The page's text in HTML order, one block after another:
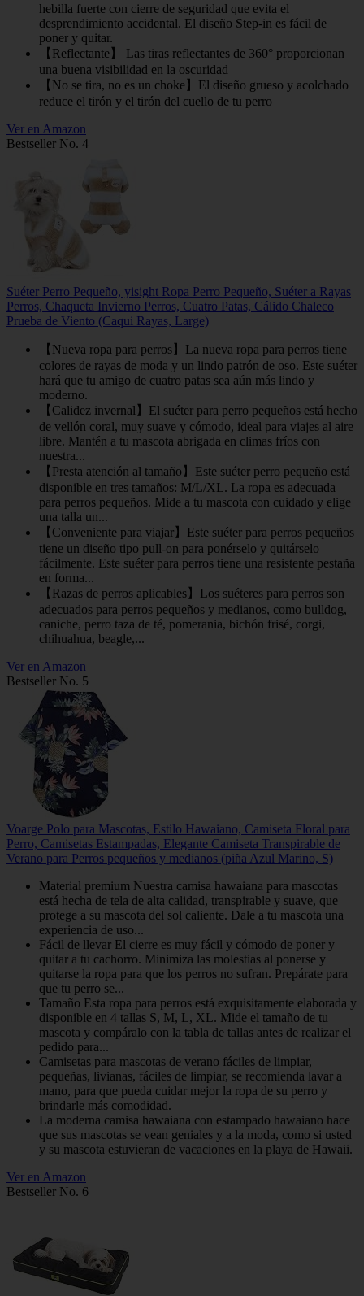
hebilla fuerte con cierre de seguridad que evita el
desprendimiento accidental. El diseño Step-in es fácil de
poner y quitar.
【Reflectante】 Las tiras reflectantes de 360° proporcionan
una buena visibilidad en la oscuridad
【No se tira, no es un choke】El diseño grueso y acolchado
reduce el tirón y el tirón del cuello de tu perro
Ver en Amazon
Bestseller No. 4
Suéter Perro Pequeño, yisight Ropa Perro Pequeño, Suéter a Rayas
Perros, Chaqueta Invierno Perros, Cuatro Patas, Cálido Chaleco
Prueba de Viento (Caqui Rayas, Large)
【Nueva ropa para perros】La nueva ropa para perros tiene
colores de rayas de moda y un lindo patrón de oso. Este suéter
hará que tu amigo de cuatro patas sea aún más lindo y
moderno.
【Calidez invernal】El suéter para perro pequeños está hecho
de vellón coral, muy suave y cómodo, ideal para viajes al aire
libre. Mantén a tu mascota abrigada en climas fríos con
nuestra...
【Presta atención al tamaño】Este suéter perro pequeño está
disponible en tres tamaños: M/L/XL. La ropa es adecuada
para perros pequeños. Mide a tu mascota con cuidado y elige
una talla un...
【Conveniente para viajar】Este suéter para perros pequeños
tiene un diseño tipo pull-on para ponérselo y quitárselo
fácilmente. Este suéter para perros tiene una resistente pestaña
en forma...
【Razas de perros aplicables】Los suéteres para perros son
adecuados para perros pequeños y medianos, como bulldog,
caniche, perro taza de té, pomerania, bichón frisé, corgi,
chihuahua, beagle,...
Ver en Amazon
Bestseller No. 5
Voarge Polo para Mascotas, Estilo Hawaiano, Camiseta Floral para
Perro, Camisetas Estampadas, Elegante Camiseta Transpirable de
Verano para Perros pequeños y medianos (piña Azul Marino, S)
Material premium Nuestra camisa hawaiana para mascotas
está hecha de tela de alta calidad, transpirable y suave, que
protege a su mascota del sol caliente. Dale a tu mascota una
experiencia de uso...
Fácil de llevar El cierre es muy fácil y cómodo de poner y
quitar a tu cachorro. Minimiza las molestias al ponerse y
quitarse la ropa para que los perros no sufran. Prepárate para
que tu perro se...
Tamaño Esta ropa para perros está exquisitamente elaborada y
disponible en 4 tallas S, M, L, XL. Mide el tamaño de tu
mascota y compáralo con la tabla de tallas antes de realizar el
pedido para...
Camisetas para mascotas de verano fáciles de limpiar,
pequeñas, livianas, fáciles de limpiar, se recomienda lavar a
mano, para que pueda cuidar mejor la ropa de su perro y
brindarle más comodidad.
La moderna camisa hawaiana con estampado hawaiano hace
que sus mascotas se vean geniales y a la moda, como si usted
y su mascota estuvieran de vacaciones en la playa de Hawaii.
Ver en Amazon
Bestseller No. 6